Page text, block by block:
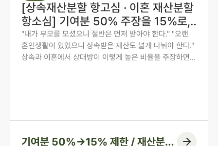
[상속재산분할 항고심 · 이혼 재산분할
항소심] 기여분 50% 주장을 15%로,
재산분할 6:4를 7:3으로 다시 다툰 사
례
"내가 부모를 모셨으니 절반은 먼저 받아야 한다." "오랜
혼인생활이 있었으니 상속받은 재산도 넓게 나눠야 한다."
상속과 이혼에서 상대방이 이렇게 높은 비율을 주장하면,
기여분 50%→15% 제한 / 재산분할